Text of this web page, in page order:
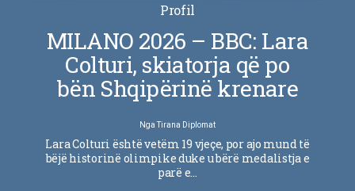
Profil
MILANO 2026 – BBC: Lara
Colturi, skiatorja që po
bën Shqipërinë krenare
NgaTirana Diplomat
Lara Colturi është vetëm 19 vjeçe, por ajo mund të
bëjë historinë olimpike duke u bërë medalistja e
parë e…